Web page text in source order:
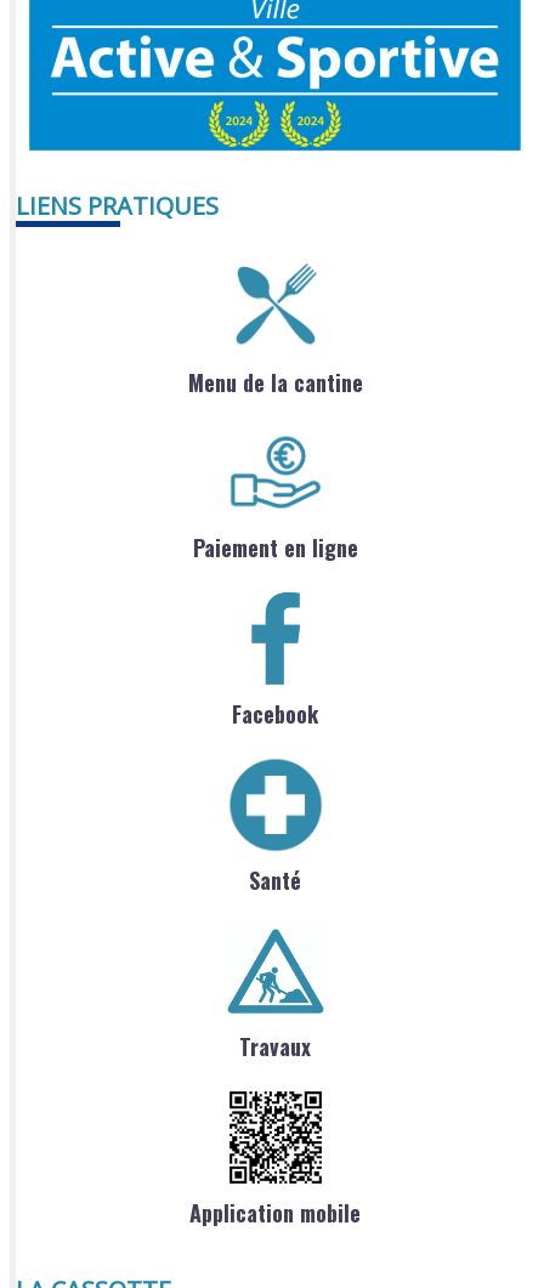
LIENS PRATIQUES
Menu de la cantine
Paiement en ligne
Facebook
Santé
Travaux
Application mobile